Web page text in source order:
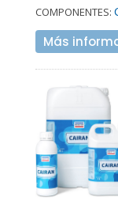
COMPONENTES:
Más